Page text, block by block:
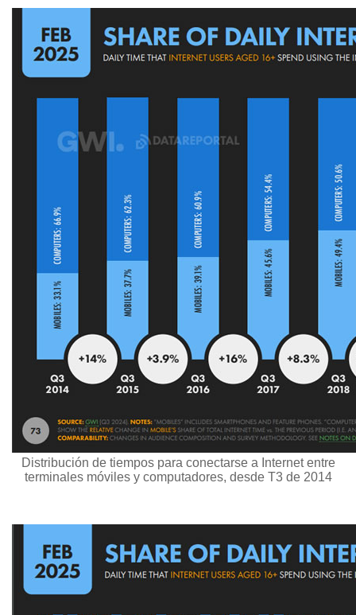
Distribución de tiempos para conectarse a Internet entre
terminales móviles y computadores, desde T3 de 2014